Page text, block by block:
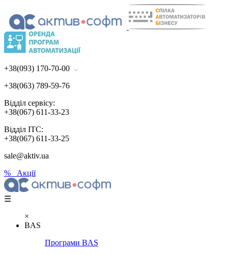
+38(093) 170-70-00
+38(063) 789-59-76
Відділ сервісу:
+38(067) 611-33-23
Відділ ІТС:
+38(067) 611-33-25
sale@aktiv.ua
% Акції
☰
×
BAS
Програми BAS